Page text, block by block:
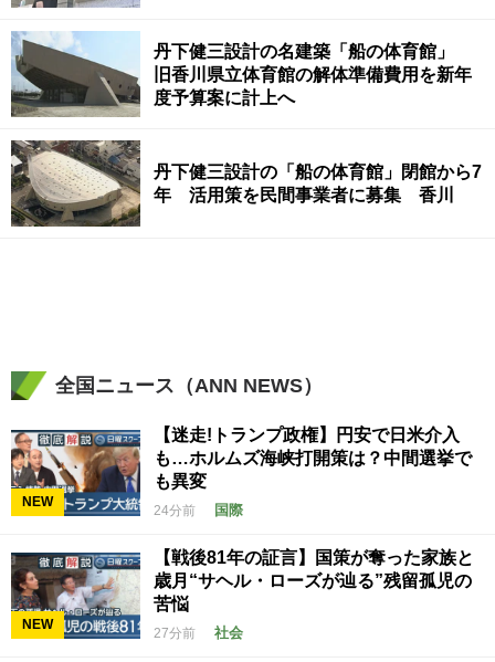
丹下健三設計の名建築「船の体育館」
旧香川県立体育館の解体準備費用を新年
度予算案に計上へ
丹下健三設計の「船の体育館」閉館から7
年 活用策を民間事業者に募集 香川
全国ニュース（ANN NEWS）
NEW
【迷走!トランプ政権】円安で日米介入
も…ホルムズ海峡打開策は？中間選挙で
も異変
24分前 国際
NEW
【戦後81年の証言】国策が奪った家族と
歳月“サヘル・ローズが辿る”残留孤児の
苦悩
27分前 社会